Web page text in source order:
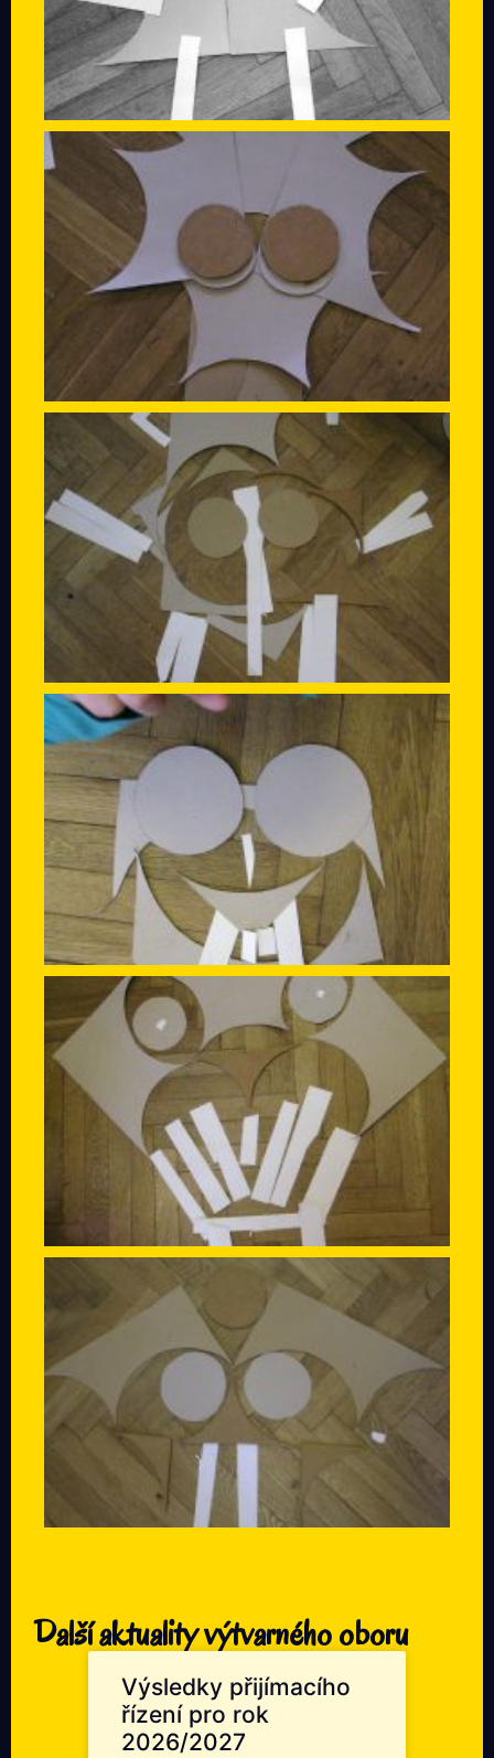
Další aktuality výtvarného oboru
Výsledky přijímacího
řízení pro rok
2026/2027